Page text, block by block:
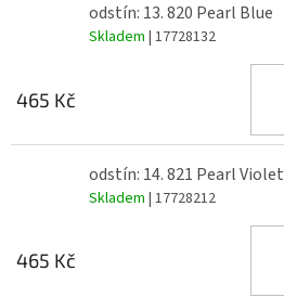
odstín: 13. 820 Pearl Blue
Skladem | 17728132
465 Kč
odstín: 14. 821 Pearl Violet
Skladem | 17728212
465 Kč